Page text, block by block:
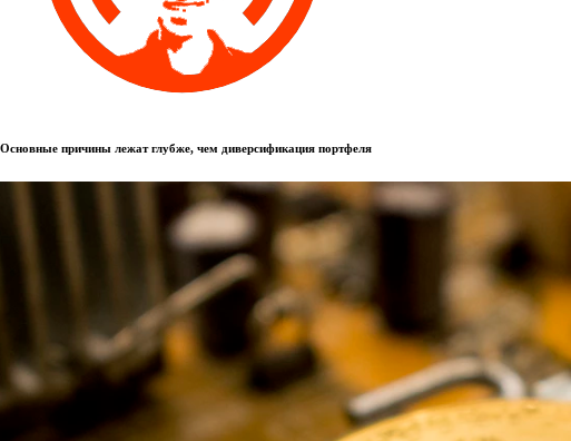
Основные причины лежат глубже, чем диверсификация портфеля